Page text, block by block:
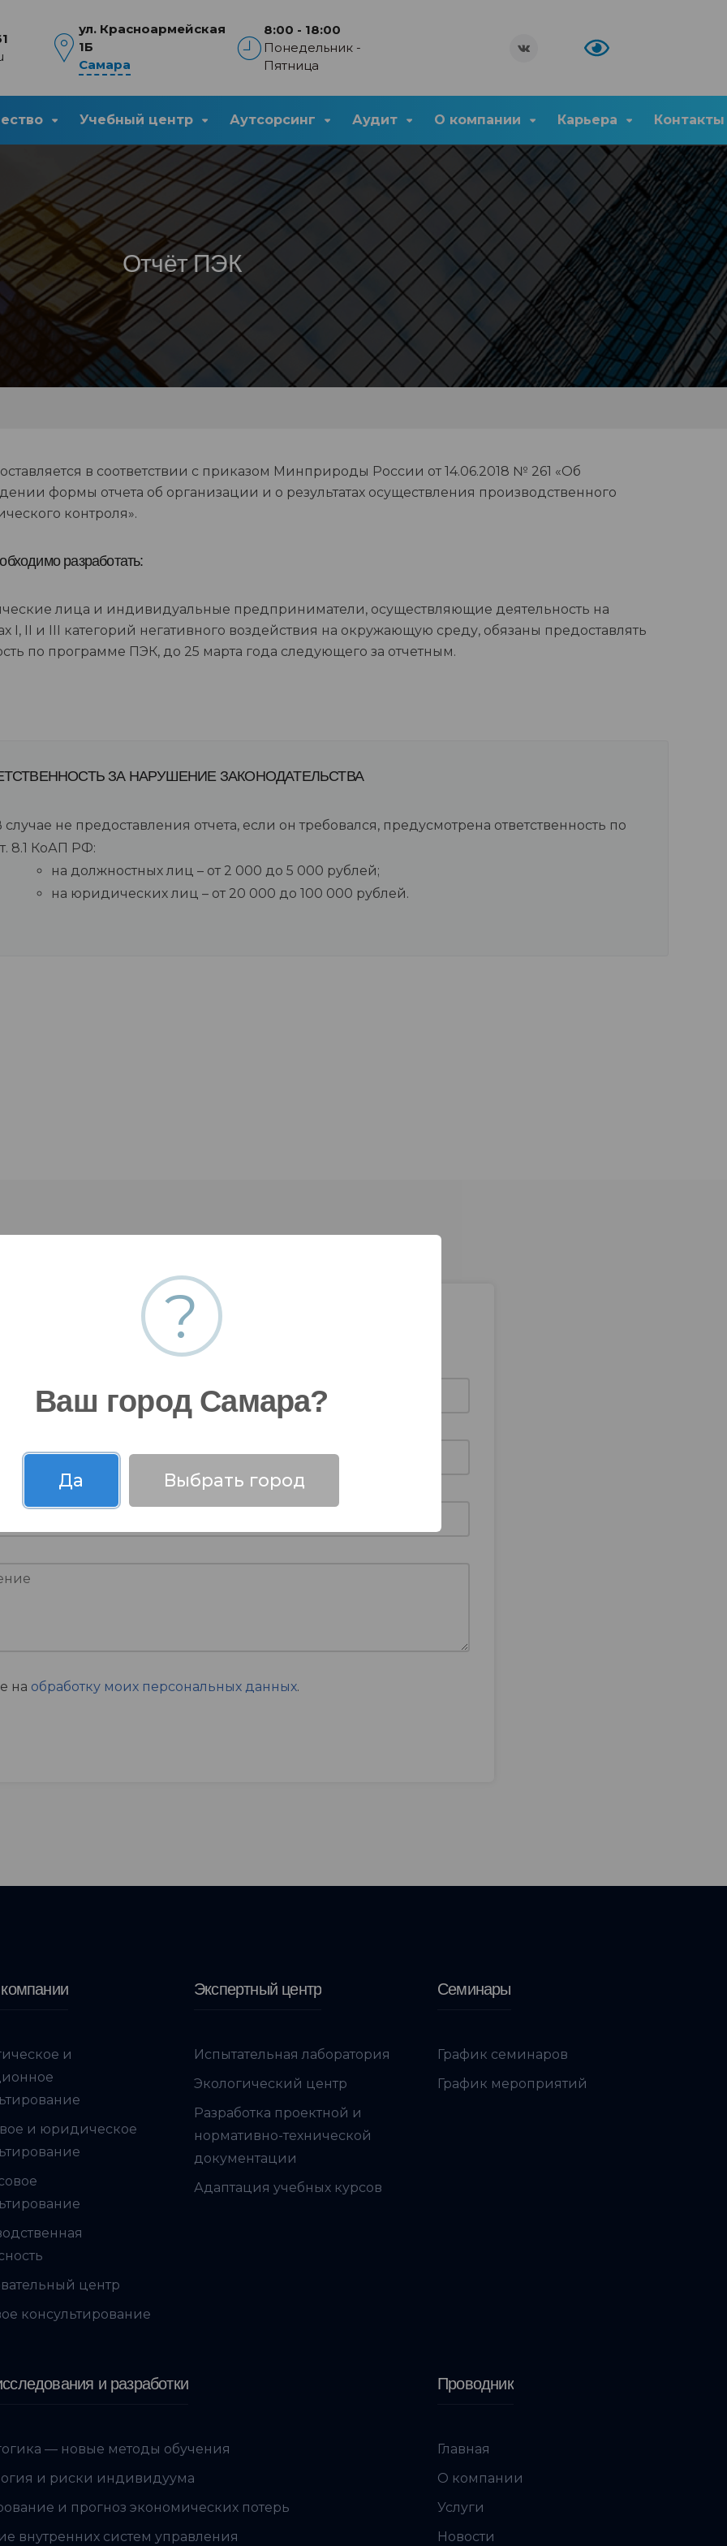
ул. Красноармейская
1Б
Самара
8:00 - 18:00
Понедельник -
Пятница
Учебный центр Аутсорсинг Аудит О компании Карьера Контакты
Отчёт ПЭК
в соответствии с приказом Минприроды России от 14.06.2018 № 261 «Об
формы отчета об организации и о результатах осуществления производственного
контроля».
разработать:
лица и индивидуальные предприниматели, осуществляющие деятельность на
I, II и III категорий негативного воздействия на окружающую среду, обязаны предоставлять
по программе ПЭК, до 25 марта года следующего за отчетным.
ЗА НАРУШЕНИЕ ЗАКОНОДАТЕЛЬСТВА
случае не предоставления отчета, если он требовался, предусмотрена ответственность по
8.1 КоАП РФ:
на должностных лиц – от 2 000 до 5 000 рублей;
на юридических лиц – от 20 000 до 100 000 рублей.
на обработку моих персональных данных.
и
и юридическое
центр
консультирование
Экспертный центр
Испытательная лаборатория
Экологический центр
Разработка проектной и
нормативно-технической
документации
Адаптация учебных курсов
Семинары
График семинаров
График мероприятий
и разработки
— новые методы обучения
и риски индивидуума
и прогноз экономических потерь
внутренних систем управления
Проводник
Главная
О компании
Услуги
Новости
?
Ваш город Самара?
Да Выбрать город